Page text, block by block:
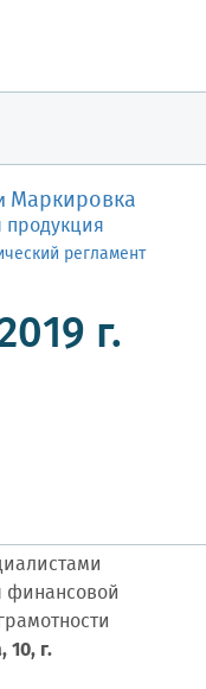
Маркировка
регламент
г.
финансовой
г.